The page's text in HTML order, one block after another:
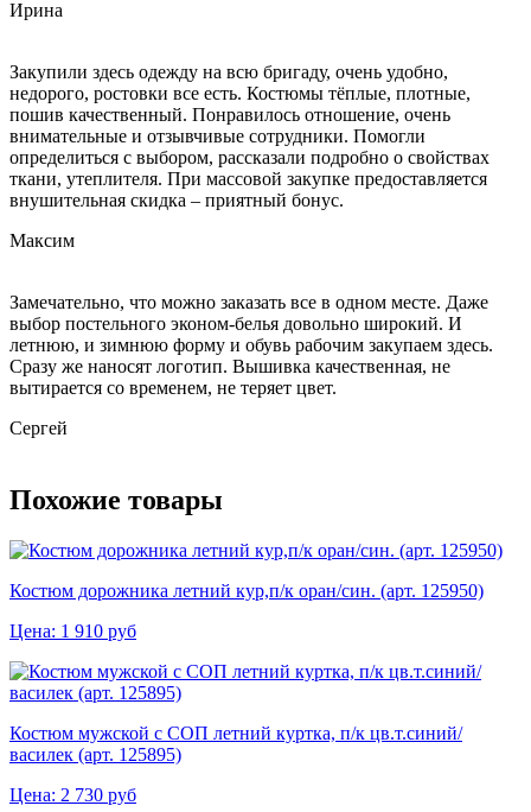
Ирина
Закупили здесь одежду на всю бригаду, очень удобно,
недорого, ростовки все есть. Костюмы тёплые, плотные,
пошив качественный. Понравилось отношение, очень
внимательные и отзывчивые сотрудники. Помогли
определиться с выбором, рассказали подробно о свойствах
ткани, утеплителя. При массовой закупке предоставляется
внушительная скидка – приятный бонус.
Максим
Замечательно, что можно заказать все в одном месте. Даже
выбор постельного эконом-белья довольно широкий. И
летнюю, и зимнюю форму и обувь рабочим закупаем здесь.
Сразу же наносят логотип. Вышивка качественная, не
вытирается со временем, не теряет цвет.
Сергей
Похожие товары
Костюм дорожника летний кур,п/к оран/син. (арт. 125950)
Цена: 1 910 руб
Костюм мужской с СОП летний куртка, п/к цв.т.синий/
василек (арт. 125895)
Цена: 2 730 руб